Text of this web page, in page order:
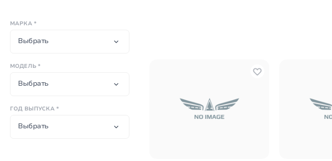
МАРКА *
Выбрать
МОДЕЛЬ *
Выбрать
ГОД ВЫПУСКА *
Выбрать